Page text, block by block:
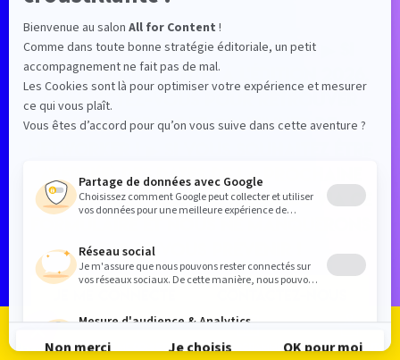
Les inscriptions sont closes. ▶ Si
vous étiez inscrit(e) à l'édition 2026,
connectez-vous pour retrouver
votre espace et continuer de
averti(e) des dates de la prochaine
édition 2027, contactez-nous via ce
pas de vous prévenir !
Je m'inscris Je me connecte Le programme Les exposants